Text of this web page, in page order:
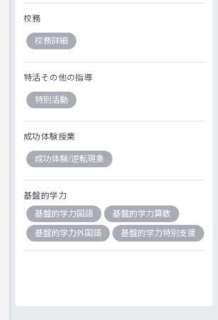
校務
校務詳細
特活その他の指導
特別活動
成功体験授業
成功体験/逆転現象
基盤的学力
基盤的学力国語
基盤的学力算数
基盤的学力外国語
基盤的学力特別支援